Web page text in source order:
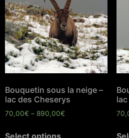
Bouquetin sous la neige –
lac des Cheserys
70,00€ – 890,00€
Select options